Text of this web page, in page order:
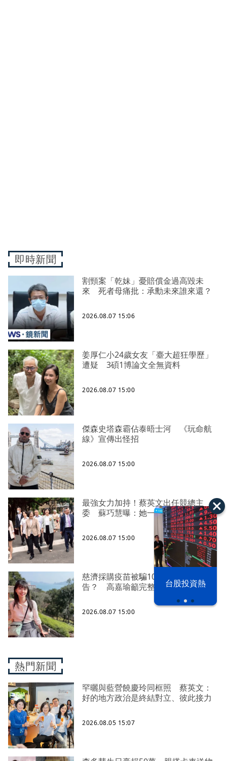
漢光42演習 台股投資熱
即時新聞
割頸案「乾妹」憂賠償金過高毀未
來 死者母痛批：承勳未來誰來還？
2026.08.07 15:06
姜厚仁小24歲女友「臺大超狂學歷」
遭疑 3碩1博論文全無資料
2026.08.07 15:00
傑森史塔森霸佔泰晤士河 《玩命航
線》宣傳出怪招
2026.08.07 15:00
最強女力加持！蔡英文出任競總主
委 蘇巧慧曝：她一口答應
2026.08.07 15:00
慈濟採購疫苗被騙10億為何不提
告？ 高嘉瑜籲完整揭露真相
2026.08.07 15:00
熱門新聞
罕曬與藍營饒慶玲同框照 蔡英文：
好的地方政治是終結對立、彼此接力
2026.08.05 15:07